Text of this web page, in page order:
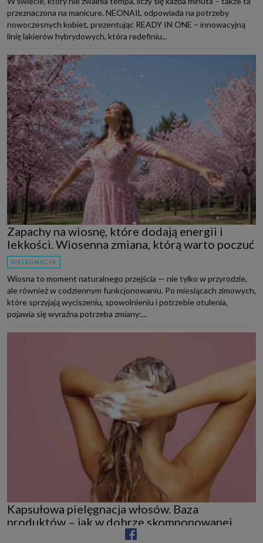
przeznaczona na manicure. NEONAIL odpowiada na potrzeby
nowoczesnych kobiet, prezentując READY IN ONE – innowacyjną
linię lakierów hybrydowych, która redefiniu...
Zapachy na wiosnę, które dodają energii i
lekkości. Wiosenna zmiana, którą warto poczuć
PIELĘGNACJA
Wiosna to moment naturalnego przejścia — nie tylko w przyrodzie,
ale również w codziennym funkcjonowaniu. Po miesiącach zimowych,
które sprzyjają wyciszeniu, spowolnieniu i potrzebie otulenia,
pojawia się wyraźna potrzeba zmiany:...
Kapsułowa pielęgnacja włosów. Baza
produktów – jak w dobrze skomponowanej